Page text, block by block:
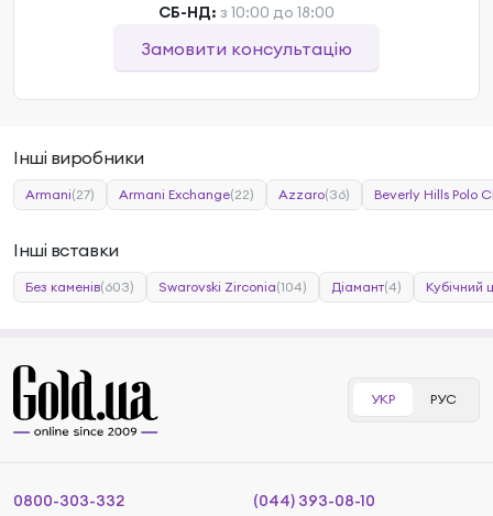
СБ-НД: з 10:00 до 18:00
Замовити консультацію
Інші виробники
Armani(27) Armani Exchange(22) Azzaro(36) Beverly Hills Polo
Інші вставки
Без каменів(603) Swarovski Zirconia(104) Діамант(4) Кубічний
УКР РУС
0800-303-332
(044) 393-08-10